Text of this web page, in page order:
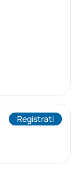
Registrati